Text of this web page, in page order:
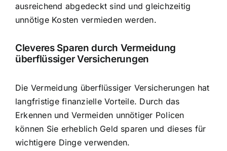
ausreichend abgedeckt sind und gleichzeitig
unnötige Kosten vermieden werden.
Cleveres Sparen durch Vermeidung
überflüssiger Versicherungen
Die Vermeidung überflüssiger Versicherungen hat
langfristige finanzielle Vorteile. Durch das
Erkennen und Vermeiden unnötiger Policen
können Sie erheblich Geld sparen und dieses für
wichtigere Dinge verwenden.